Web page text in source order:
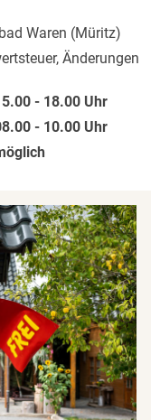
Waren (Müritz)
Änderungen
- 18.00 Uhr
- 10.00 Uhr